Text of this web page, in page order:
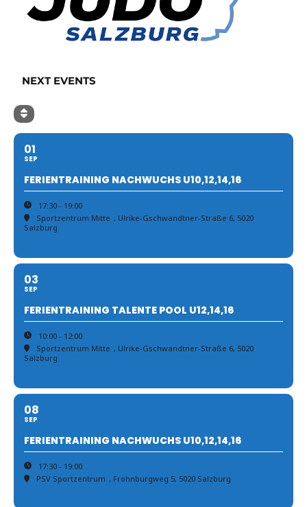
NEXT EVENTS
01
SEP
FERIENTRAINING NACHWUCHS U10,12,14,16
17:30 - 19:00
Sportzentrum Mitte , Ulrike-Gschwandtner-Straße 6, 5020
Salzburg
03
SEP
FERIENTRAINING TALENTE POOL U12,14,16
10:00 - 12:00
Sportzentrum Mitte , Ulrike-Gschwandtner-Straße 6, 5020
Salzburg
08
SEP
FERIENTRAINING NACHWUCHS U10,12,14,16
17:30 - 19:00
PSV Sportzentrum , Frohnburgweg 5, 5020 Salzburg